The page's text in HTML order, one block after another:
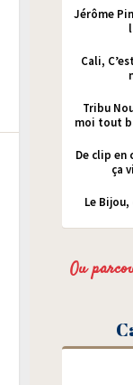
Jérôme
Cali,
Tribu
moi tout
De clip en
ça
Le
Ou